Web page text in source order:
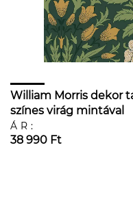
William Morris dekor
színes virág mintával
ÁR:
38 990 Ft